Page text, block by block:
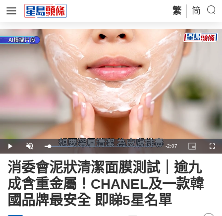
繁 简
Play Unmute Loaded:
25.69%
Remaining
Time
-2:07
Picture-
in-
消委會泥狀清潔面膜測試｜逾九
成含重金屬！CHANEL及一款韓
國品牌最安全 即睇5星名單